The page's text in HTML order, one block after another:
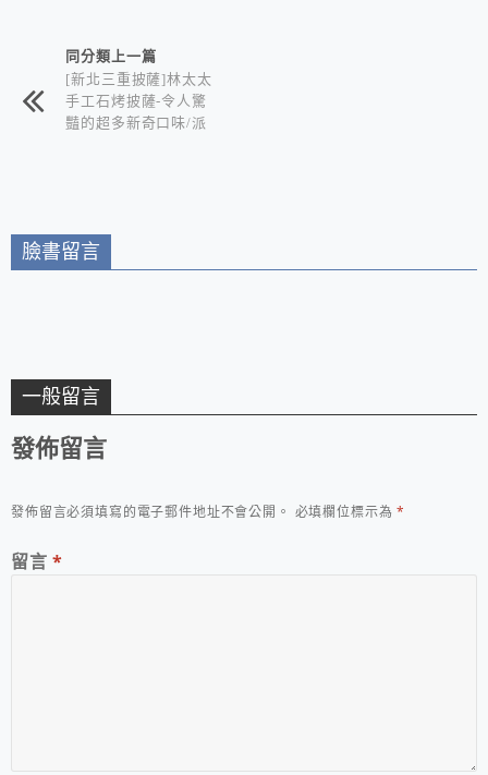
相連文章同分類上一篇
[新北三重披薩]林太太
手工石烤披薩-令人驚
豔的超多新奇口味/派
臉書留言
一般留言
發佈留言
發佈留言必須填寫的電子郵件地址不會公開。 必填欄位標示為*
留言 *